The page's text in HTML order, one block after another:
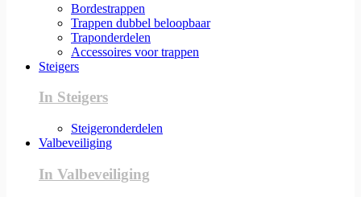
Bordestrappen
Trappen dubbel beloopbaar
Traponderdelen
Accessoires voor trappen
Steigers
In Steigers
Steigeronderdelen
Valbeveiliging
In Valbeveiliging